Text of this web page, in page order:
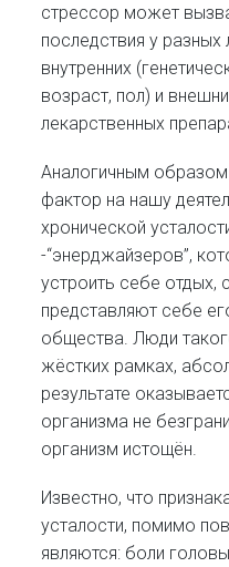
стрессор может
последствия у
внутренних
возраст, пол) и
лекарственных
Аналогичным
фактор на нашу
хронической
-“энерджайзеров”,
устроить себе отдых,
представляют себе
общества. Люди
жёстких рамках,
результате
организма не
организм истощён.
Известно, что
усталости, помимо
являются: боли